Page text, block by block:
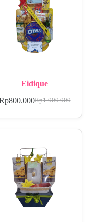
Eidique
Rp1.000.000
800.000